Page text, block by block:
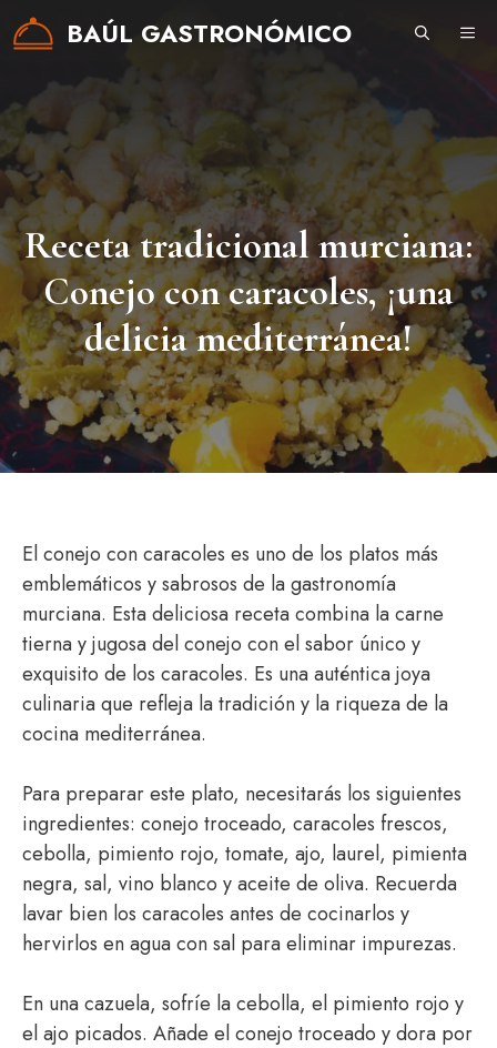
Saltar
BAÚL GASTRONÓMICO
Receta tradicional murciana:
Conejo con caracoles, ¡una
delicia mediterránea!
El conejo con caracoles es uno de los platos más
emblemáticos y sabrosos de la gastronomía
murciana. Esta deliciosa receta combina la carne
tierna y jugosa del conejo con el sabor único y
exquisito de los caracoles. Es una auténtica joya
culinaria que refleja la tradición y la riqueza de la
cocina mediterránea.
Para preparar este plato, necesitarás los siguientes
ingredientes: conejo troceado, caracoles frescos,
cebolla, pimiento rojo, tomate, ajo, laurel, pimienta
negra, sal, vino blanco y aceite de oliva. Recuerda
lavar bien los caracoles antes de cocinarlos y
hervirlos en agua con sal para eliminar impurezas.
En una cazuela, sofríe la cebolla, el pimiento rojo y
el ajo picados. Añade el conejo troceado y dora por